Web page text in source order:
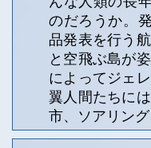
のだろうか。
品発表を行う
と空飛ぶ島が
によってジェ
翼人間たちに
市、ソアリン